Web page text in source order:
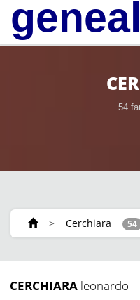
54
> Cerchiara 54
CERCHIARA leonardo